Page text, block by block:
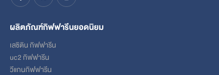
ผลิตภัณฑ์กิฟฟารีนยอดนิยม
เลซิติน กิฟฟารีน
uc2 กิฟฟารีน
วีแกนกิฟฟารีน